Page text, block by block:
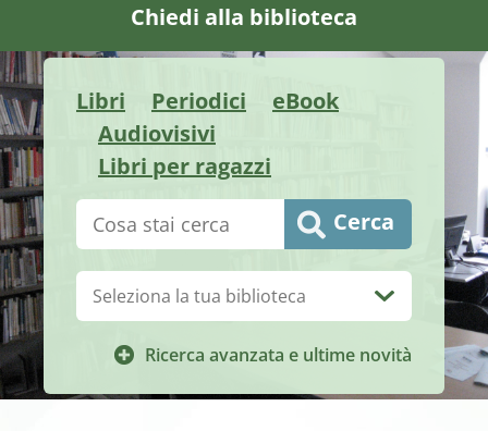
Chiedi alla biblioteca
Libri Periodici
eBook
Audiovisivi
Libri per ragazzi
Cerca su "Catalogo" Cerca
Ricerca avanzata e ultime novità
Biblioteca: